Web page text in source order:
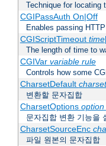
Technique for locating
CGIPassAuth On|Off
Enables passing
CGIScriptTimeout time
The length of time to
CGIVar variable rule
Controls how some
CharsetDefault charset
변환할 문자집합
CharsetOptions option
문자집합 변환 기능을
CharsetSourceEnc
파일 원본의 문자집합